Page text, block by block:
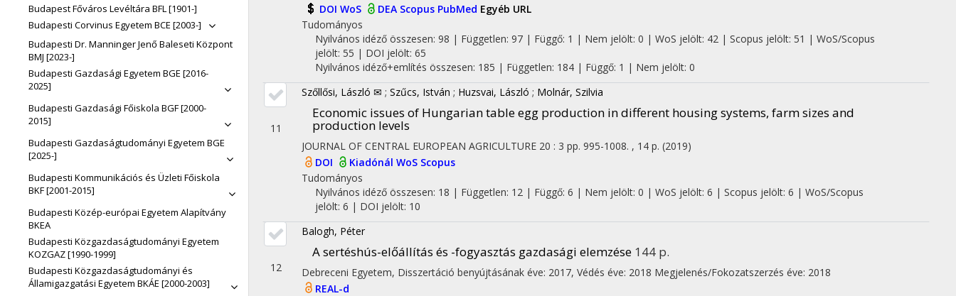
Budapest Főváros Levéltára BFL [1901-]
Budapesti Corvinus Egyetem BCE [2003-]
Budapesti Dr. Manninger Jenő Baleseti Központ
BMJ [2023-]
Budapesti Gazdasági Egyetem BGE [2016-
2025]
Budapesti Gazdasági Főiskola BGF [2000-
2015]
Budapesti Gazdaságtudományi Egyetem BGE
[2025-]
Budapesti Kommunikációs és Üzleti Főiskola
BKF [2001-2015]
Budapesti Közép-európai Egyetem Alapítvány
BKEA
Budapesti Közgazdaságtudományi Egyetem
KOZGAZ [1990-1999]
Budapesti Közgazdaságtudományi és
Államigazgatási Egyetem BKÁE [2000-2003]
DOI WoS DEA Scopus PubMed Egyéb URL
Tudományos
Nyilvános idéző összesen: 98 | Független: 97 | Függő: 1 | Nem jelölt: 0 | WoS jelölt: 42 | Scopus jelölt: 51 | WoS/Scopus
jelölt: 55 | DOI jelölt: 65
Nyilvános idéző+említés összesen: 185 | Független: 184 | Függő: 1 | Nem jelölt: 0
11
Szőllősi, László ✉ ; Szűcs, István ; Huzsvai, László ; Molnár, Szilvia
Economic issues of Hungarian table egg production in different housing systems, farm sizes and
production levels
JOURNAL OF CENTRAL EUROPEAN AGRICULTURE 20 : 3 pp. 995-1008. , 14 p. (2019)
DOI
Kiadónál WoS Scopus
Tudományos
Nyilvános idéző összesen: 18 | Független: 12 | Függő: 6 | Nem jelölt: 0 | WoS jelölt: 6 | Scopus jelölt: 6 | WoS/Scopus
jelölt: 6 | DOI jelölt: 10
12
Balogh, Péter
A sertéshús-előállítás és -fogyasztás gazdasági elemzése 144 p.
Debreceni Egyetem, Disszertáció benyújtásának éve: 2017, Védés éve: 2018 Megjelenés/Fokozatszerzés éve: 2018
REAL-d